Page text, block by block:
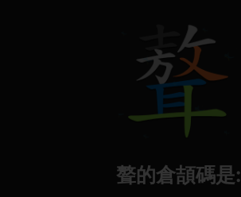
聱的倉頡碼是: